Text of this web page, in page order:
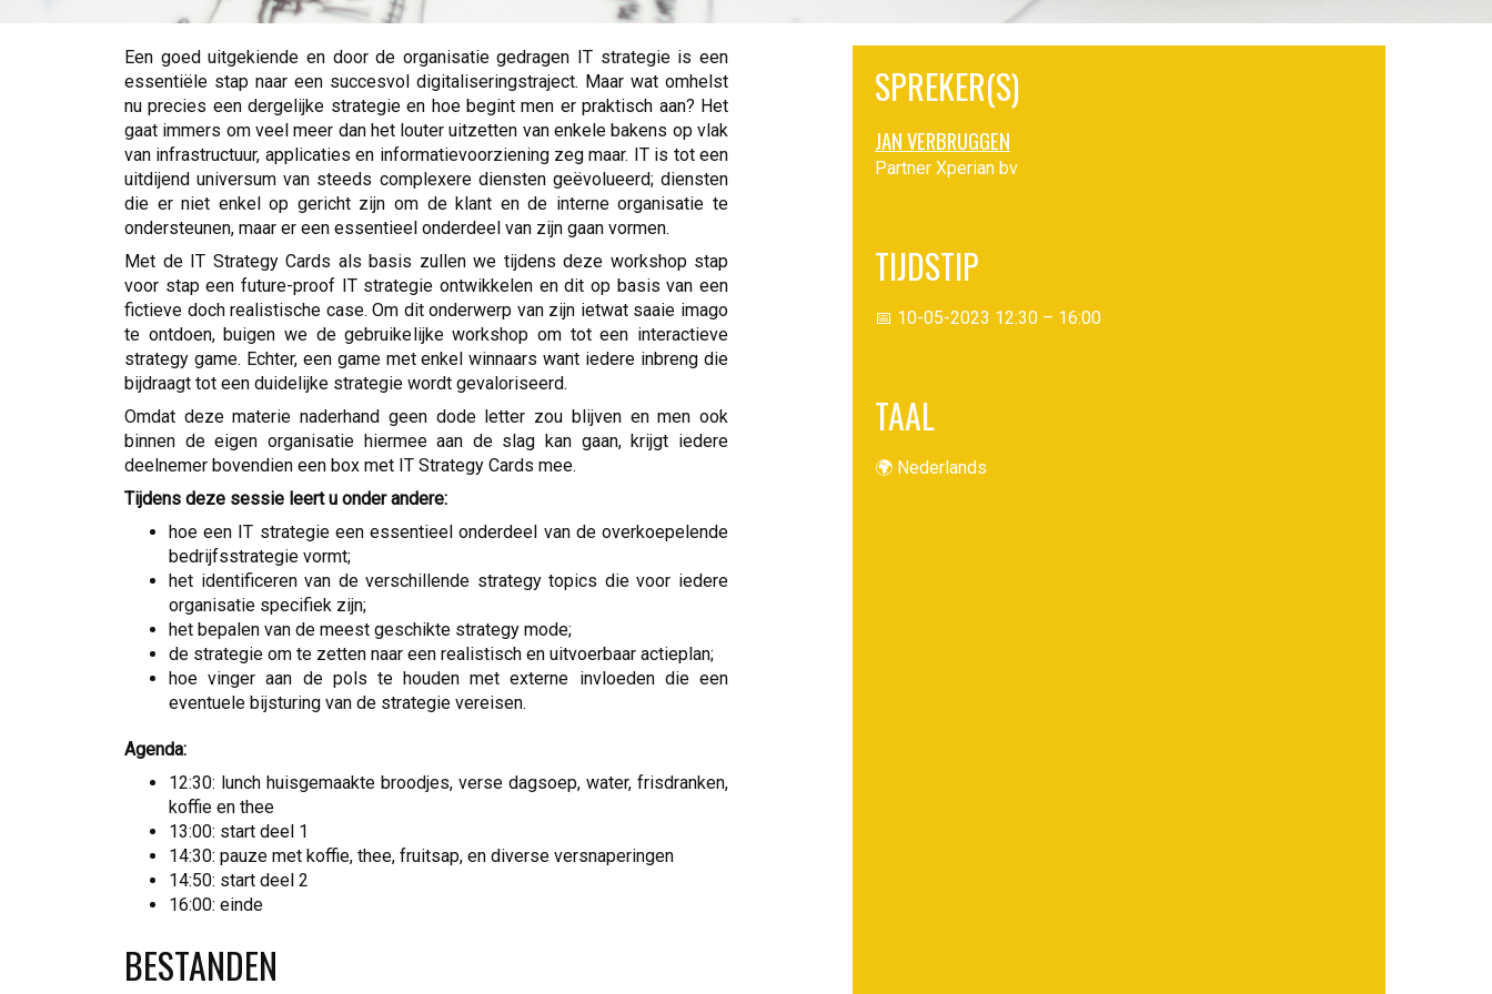
Een goed uitgekiende en door de organisatie gedragen IT strategie is een
essentiële stap naar een succesvol digitaliseringstraject. Maar wat omhelst
nu precies een dergelijke strategie en hoe begint men er praktisch aan? Het
gaat immers om veel meer dan het louter uitzetten van enkele bakens op vlak
van infrastructuur, applicaties en informatievoorziening zeg maar. IT is tot een
uitdijend universum van steeds complexere diensten geëvolueerd; diensten
die er niet enkel op gericht zijn om de klant en de interne organisatie te
ondersteunen, maar er een essentieel onderdeel van zijn gaan vormen.
Met de IT Strategy Cards als basis zullen we tijdens deze workshop stap
voor stap een future-proof IT strategie ontwikkelen en dit op basis van een
fictieve doch realistische case. Om dit onderwerp van zijn ietwat saaie imago
te ontdoen, buigen we de gebruikelijke workshop om tot een interactieve
strategy game. Echter, een game met enkel winnaars want iedere inbreng die
bijdraagt tot een duidelijke strategie wordt gevaloriseerd.
Omdat deze materie naderhand geen dode letter zou blijven en men ook
binnen de eigen organisatie hiermee aan de slag kan gaan, krijgt iedere
deelnemer bovendien een box met IT Strategy Cards mee.
Tijdens deze sessie leert u onder andere:
hoe een IT strategie een essentieel onderdeel van de overkoepelende
bedrijfsstrategie vormt;
het identificeren van de verschillende strategy topics die voor iedere
organisatie specifiek zijn;
het bepalen van de meest geschikte strategy mode;
de strategie om te zetten naar een realistisch en uitvoerbaar actieplan;
hoe vinger aan de pols te houden met externe invloeden die een
eventuele bijsturing van de strategie vereisen.
Agenda:
12:30: lunch huisgemaakte broodjes, verse dagsoep, water, frisdranken,
koffie en thee
13:00: start deel 1
14:30: pauze met koffie, thee, fruitsap, en diverse versnaperingen
14:50: start deel 2
16:00: einde
BESTANDEN
SPREKER(S)
JAN VERBRUGGEN
Partner Xperian bv
TIJDSTIP
📅 10-05-2023 12:30 – 16:00
TAAL
🌍 Nederlands